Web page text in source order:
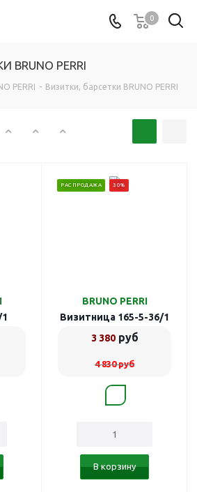
0
BRUNO PERRI
PERRI - Визитки, барсетки BRUNO PERRI
РАСПРОДАЖА 30%
BRUNO PERRI
Визитница 165-5-36/1
3 380руб
4 830руб
В корзину